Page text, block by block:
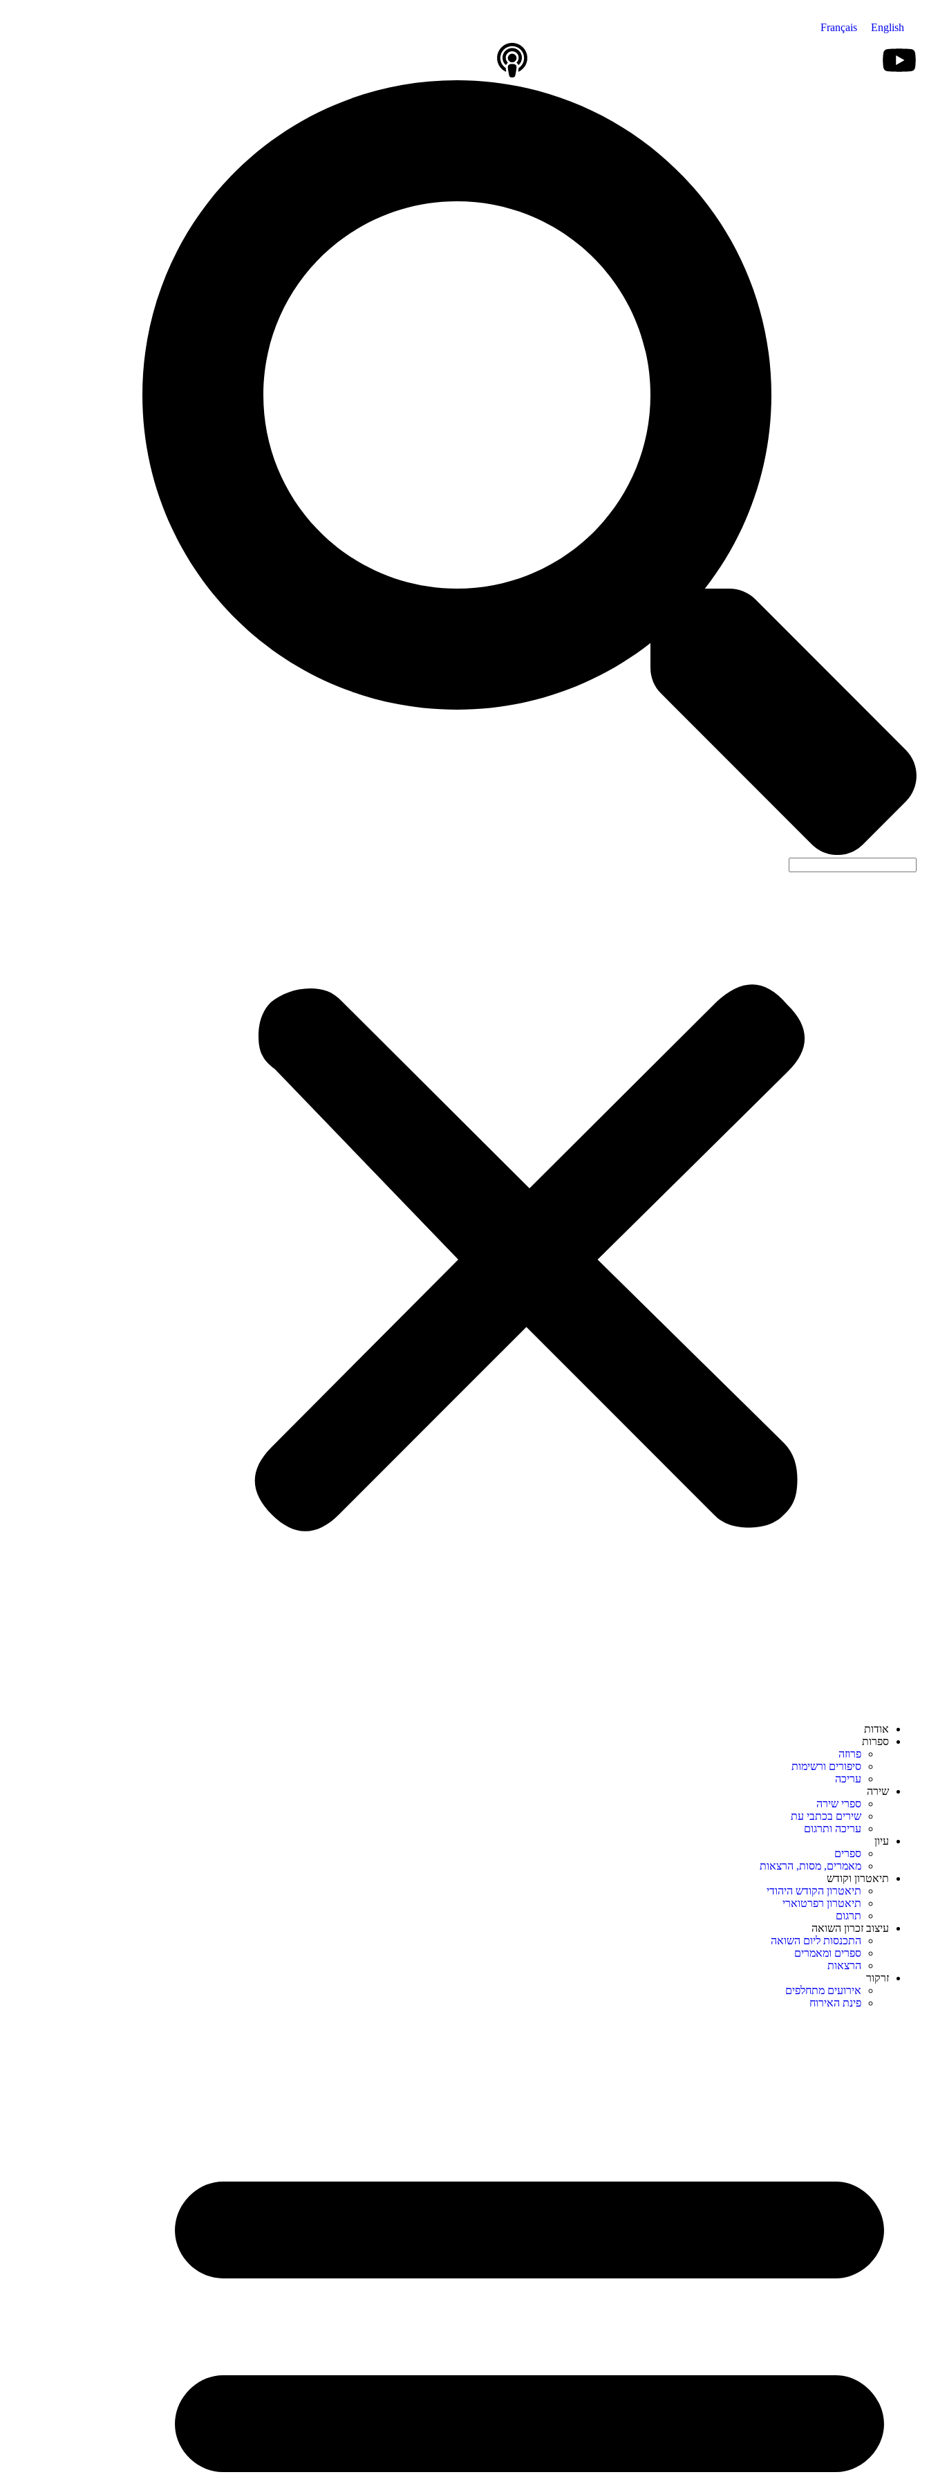
English
Français
אודות
ספרות
פרוזה
סיפורים ורשימות
עריכה
שירה
ספרי שירה
שירים בכתבי עת
עריכה ותרגום
עיון
ספרים
מאמרים, מסות, הרצאות
תיאטרון וקודש
תיאטרון הקודש היהודי
תיאטרון רפרטוארי
תרגום
עיצוב זכרון השואה
התכנסות ליום השואה
ספרים ומאמרים
הרצאות
זרקור
אירועים מתחלפים
פינת האירוח